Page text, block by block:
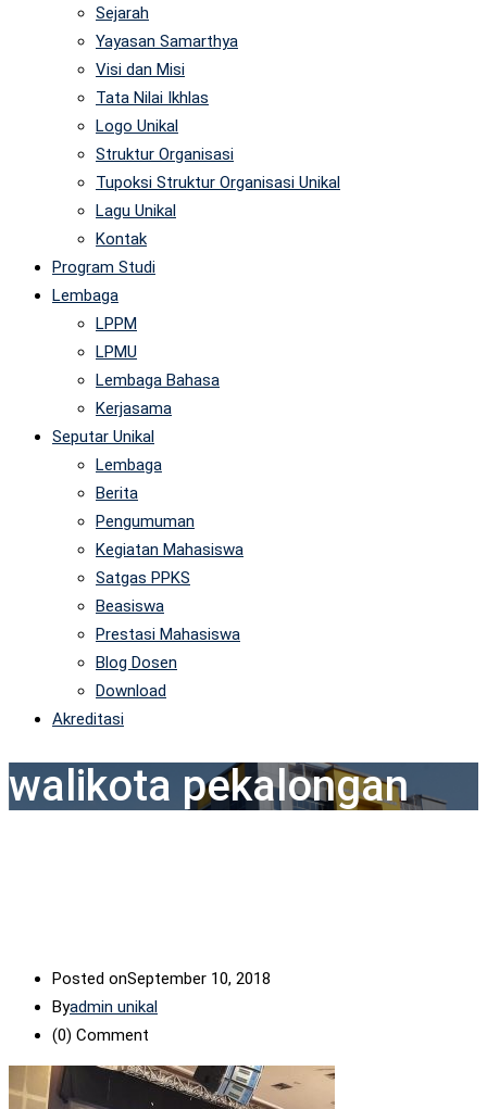
Sejarah
Yayasan Samarthya
Visi dan Misi
Tata Nilai Ikhlas
Logo Unikal
Struktur Organisasi
Tupoksi Struktur Organisasi Unikal
Lagu Unikal
Kontak
Program Studi
Lembaga
LPPM
LPMU
Lembaga Bahasa
Kerjasama
Seputar Unikal
Lembaga
Berita
Pengumuman
Kegiatan Mahasiswa
Satgas PPKS
Beasiswa
Prestasi Mahasiswa
Blog Dosen
Download
Akreditasi
walikota pekalongan
Posted onSeptember 10, 2018
Byadmin unikal
(0) Comment